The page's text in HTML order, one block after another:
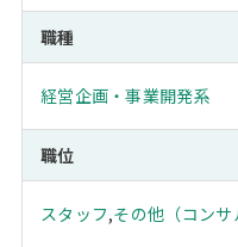
職種
経営企画・事業開発系
職位
スタッフ,その他（コンサ